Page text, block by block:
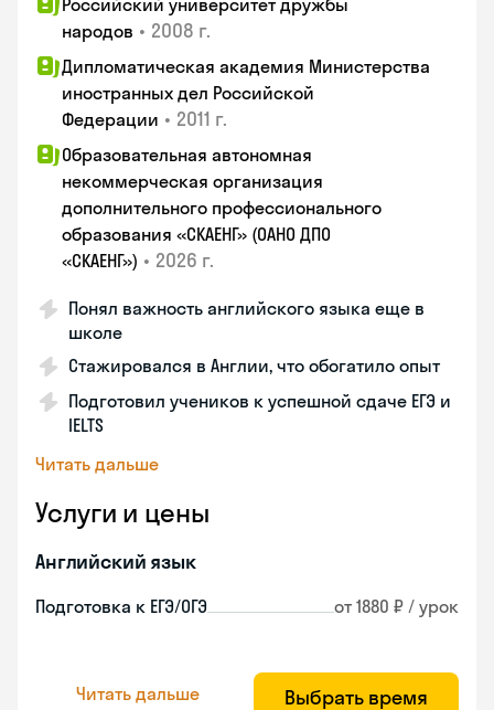
Российский университет дружбы
народов • 2008 г.
Дипломатическая академия Министерства
иностранных дел Российской
Федерации • 2011 г.
Образовательная автономная
некоммерческая организация
дополнительного профессионального
образования «СКАЕНГ» (ОАНО ДПО
«СКАЕНГ») • 2026 г.
Понял важность английского языка еще в
школе
Стажировался в Англии, что обогатило опыт
Подготовил учеников к успешной сдаче ЕГЭ и
IELTS
Читать дальше
Услуги и цены
Английский язык
Подготовка к ЕГЭ/ОГЭ от 1880 ₽ / урок
Читать дальше Выбрать время